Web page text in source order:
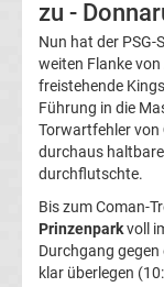
Liga
Serie
A
Türk.
Süper
zu -
Nun hat der PSG-
weiten Flanke von
freistehende
Führung in die
Torwartfehler von
durchaus
durchflutschte.
Bis zum Coman-
Prinzenparkvoll
Durchgang gegen
klar überlegen